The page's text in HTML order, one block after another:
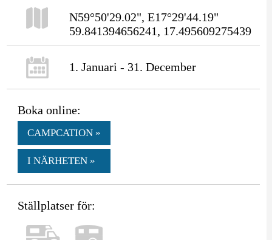
N59°50'29.02", E17°29'44.19"
59.841394656241, 17.495609275439
1. Januari - 31. December
Boka online:
CAMPCATION »
I NÄRHETEN »
Ställplatser för: